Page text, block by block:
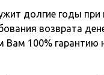
долгие годы
возврата
100% гарантию